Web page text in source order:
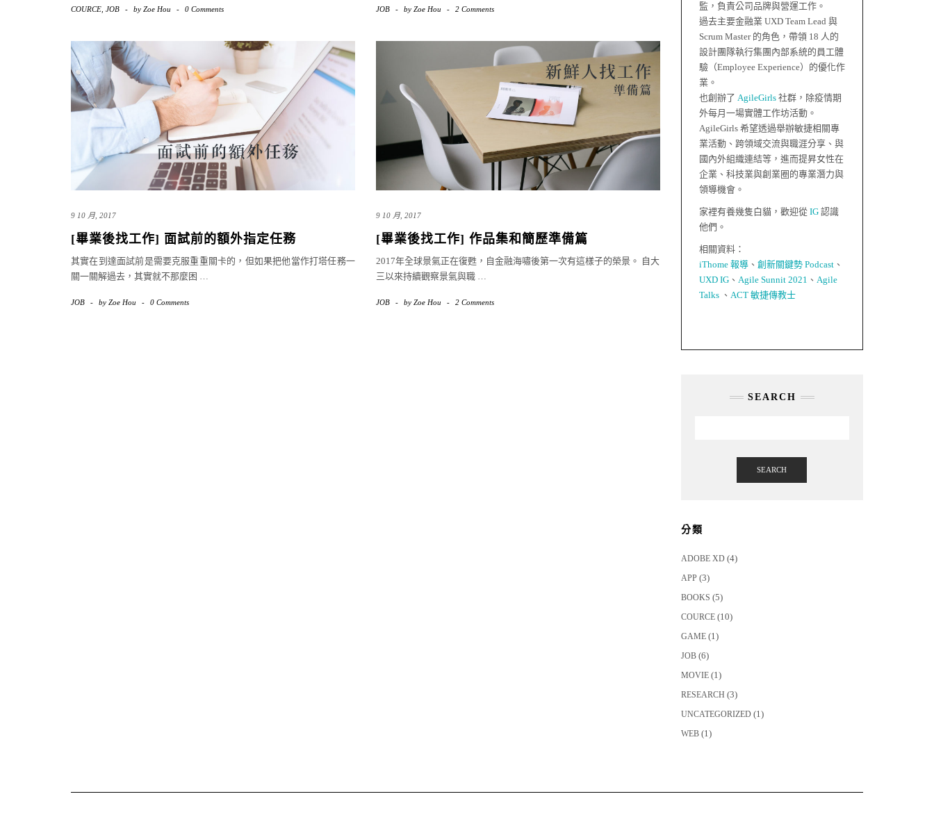
COURCE JOB - by Zoe Hou - 0 Comments JOB - by Zoe Hou - 2 Comments
9 10 月, 2017
[畢業後找工作] 面試前的額外指定任務
其實在到達面試前是需要克服重重關卡的，但如果把他當作打塔任務一
關一關解過去，其實就不那麼困 …
JOB - by Zoe Hou - 0 Comments
9 10 月, 2017
[畢業後找工作] 作品集和簡歷準備篇
2017年全球景氣正在復甦，自金融海嘯後第一次有這樣子的榮景。 自大
三以來持續觀察景氣與職 …
JOB - by Zoe Hou - 2 Comments
監，負責公司品牌與營運工作。
過去主要金融業 UXD Team Lead 與
Scrum Master 的角色，帶領 18 人的
設計團隊執行集團內部系統的員工體
驗（Employee Experience）的優化作
業。
也創辦了 AgileGirls社群，除疫情期
外每月一場實體工作坊活動。
AgileGirls 希望透過舉辦敏捷相關專
業活動、跨領域交流與職涯分享、與
國內外組織連結等，進而提昇女性在
企業、科技業與創業圈的專業潛力與
領導機會。
家裡有養幾隻白貓，歡迎從 IG認識
他們。
相關資料：
iThome 報導、 創新關鍵勢 Podcast、
UXD IG、 Agile Sunnit 2021 、 Agile
Talks 、 ACT 敏捷傳教士
SEARCH
SEARCH
分類
ADOBE XD(4)
APP(3)
BOOKS (5)
COURCE(10)
GAME(1)
JOB(6)
MOVIE(1)
RESEARCH (3)
UNCATEGORIZED(1)
WEB(1)